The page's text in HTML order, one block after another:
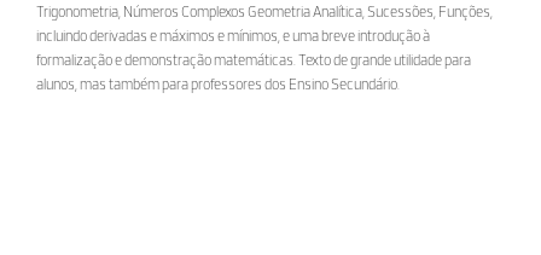
Trigonometria, Números Complexos Geometria Analítica, Sucessões, Funções,
incluindo derivadas e máximos e mínimos, e uma breve introdução à
formalização e demonstração matemáticas. Texto de grande utilidade para
alunos, mas também para professores dos Ensino Secundário.